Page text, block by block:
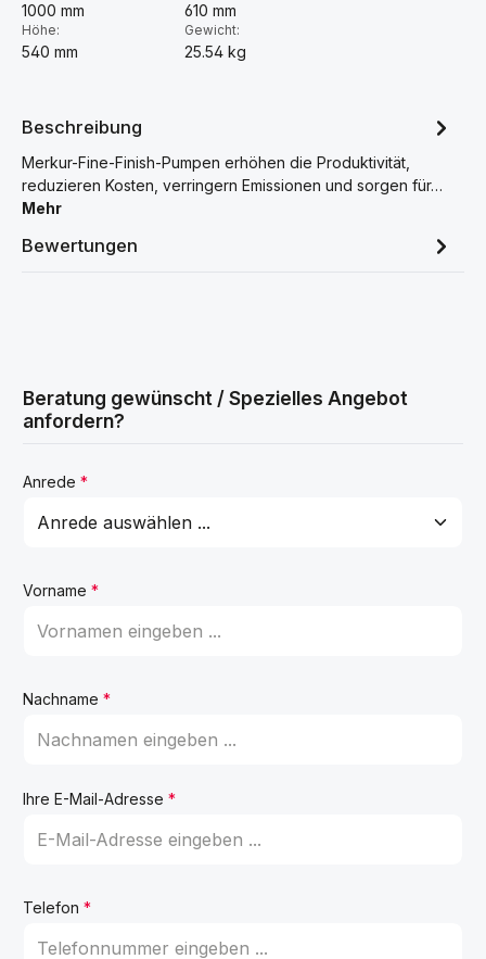
1000 mm 610 mm
Höhe:
540 mm
Gewicht:
25.54 kg
Beschreibung
Merkur-Fine-Finish-Pumpen erhöhen die Produktivität,
reduzieren Kosten, verringern Emissionen und sorgen für…
Mehr
Bewertungen
Beratung gewünscht / Spezielles Angebot
anfordern?
Anrede *
Vorname *
Nachname *
Ihre E-Mail-Adresse *
Telefon *